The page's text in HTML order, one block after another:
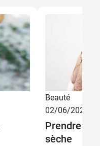
Beauté
02/06/2026
Prendre
sèche